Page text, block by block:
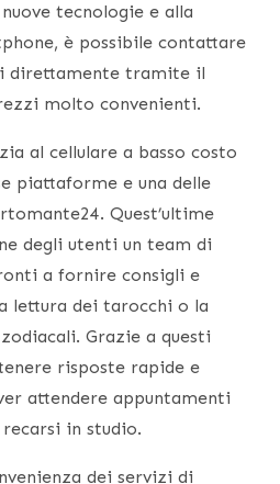
tecnologie e alla
è possibile contattare
direttamente tramite il
molto convenienti.
al cellulare a basso costo
piattaforme e una delle
Quest’ultime
degli utenti un team di
a fornire consigli e
lettura dei tarocchi o la
Grazie a questi
risposte rapide e
attendere appuntamenti
in studio.
dei servizi di